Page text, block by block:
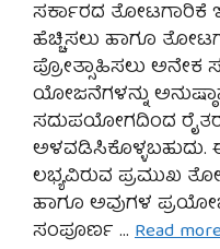
ಸರ್ಕಾರದ ತೋಟಗಾರಿಕೆ
ಹೆಚ್ಚಿಸಲು ಹಾಗೂ
ಪ್ರೋತ್ಸಾಹಿಸಲು ಅನೇಕ
ಯೋಜನೆಗಳನ್ನು
ಸದುಪಯೋಗದಿಂದ
ಅಳವಡಿಸಿಕೊಳ್ಳಬಹುದು.
ಲಭ್ಯವಿರುವ ಪ್ರಮುಖ
ಹಾಗೂ ಅವುಗಳ
ಸಂಪೂರ್ಣ … Read